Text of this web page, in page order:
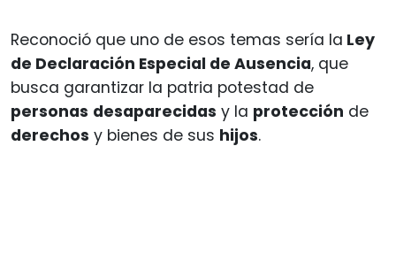
Reconoció que uno de esos temas sería la Ley
de Declaración Especial de Ausencia, que
busca garantizar la patria potestad de
personas desaparecidas y la protección de
derechos y bienes de sus hijos.